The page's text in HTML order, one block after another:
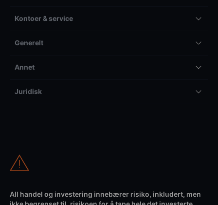
Kontoer & service
Generelt
Annet
Juridisk
All handel og investering innebærer risiko, inkludert, men